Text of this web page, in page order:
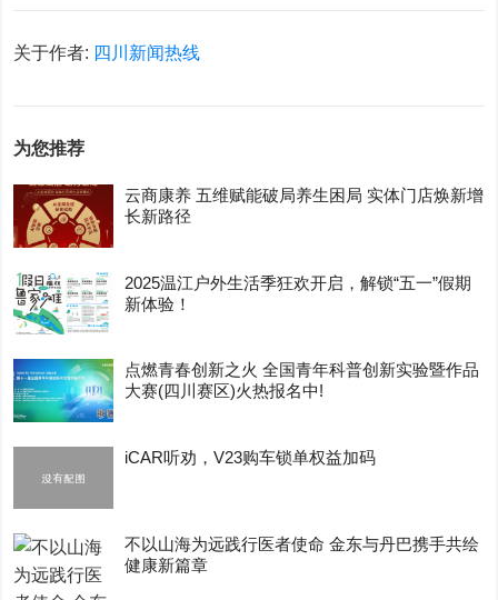
关于作者: 四川新闻热线
为您推荐
云商康养 五维赋能破局养生困局 实体门店焕新增
长新路径
2025温江户外生活季狂欢开启，解锁“五一”假期
新体验！
点燃青春创新之火 全国青年科普创新实验暨作品
大赛(四川赛区)火热报名中!
iCAR听劝，V23购车锁单权益加码
不以山海为远践行医者使命 金东与丹巴携手共绘
健康新篇章